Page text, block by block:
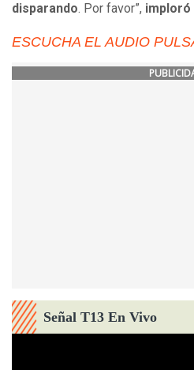
disparando. Por favor”, imploró
ESCUCHA EL AUDIO
Señal T13 En Vivo